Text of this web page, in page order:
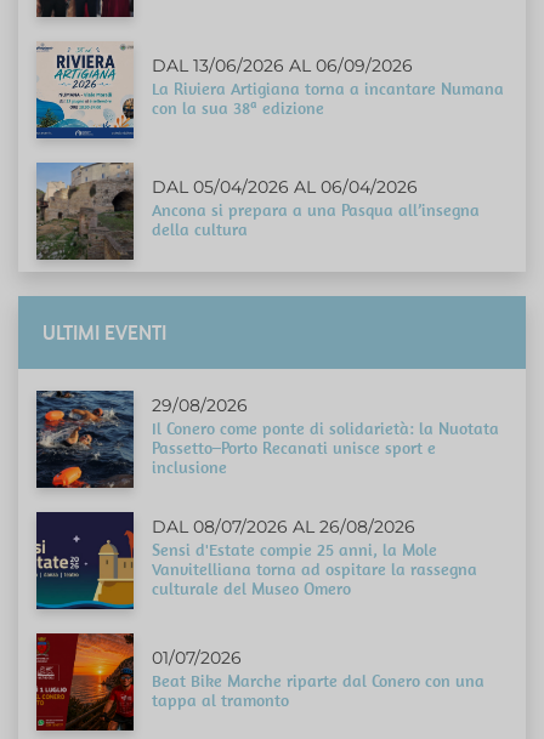
DAL 13/06/2026 AL 06/09/2026
La Riviera Artigiana torna a incantare Numana
con la sua 38ª edizione
DAL 05/04/2026 AL 06/04/2026
Ancona si prepara a una Pasqua all’insegna
della cultura
ULTIMI EVENTI
29/08/2026
Il Conero come ponte di solidarietà: la Nuotata
Passetto–Porto Recanati unisce sport e
inclusione
DAL 08/07/2026 AL 26/08/2026
Sensi d'Estate compie 25 anni, la Mole
Vanvitelliana torna ad ospitare la rassegna
culturale del Museo Omero
01/07/2026
Beat Bike Marche riparte dal Conero con una
tappa al tramonto